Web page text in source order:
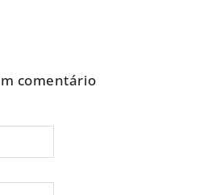
comentário